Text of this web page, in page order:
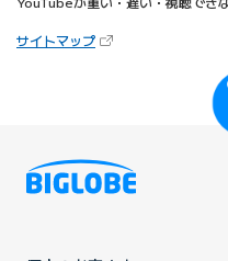
サイトマップ（新しいタブで開きま